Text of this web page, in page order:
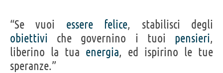
“Se vuoi essere felice, stabilisci degli
obiettivi che governino i tuoi pensieri,
liberino la tua energia, ed ispirino le tue
speranze.”